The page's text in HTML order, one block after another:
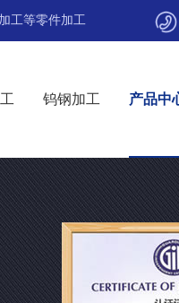
工等零件加工
钨钢加工 产品中